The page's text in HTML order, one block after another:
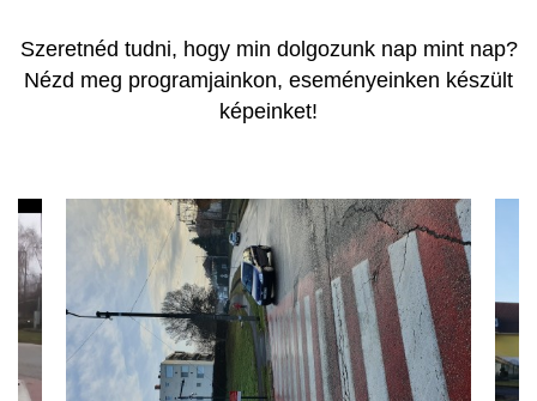
Szeretnéd tudni, hogy min dolgozunk nap mint nap?
Nézd meg programjainkon, eseményeinken készült
képeinket!